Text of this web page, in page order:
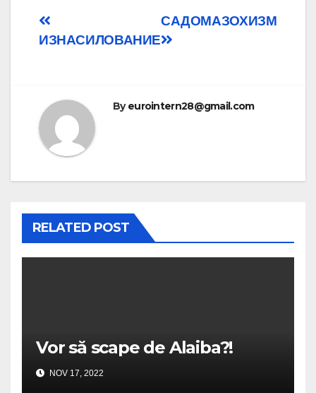
Post
САДОМАЗОХИЗМ
ИЗНАСИЛОВАНИЕ
Byeurointern28@gmail.com
RELATED POST
Vor să scape de Alaiba?!
NOV 17, 2022